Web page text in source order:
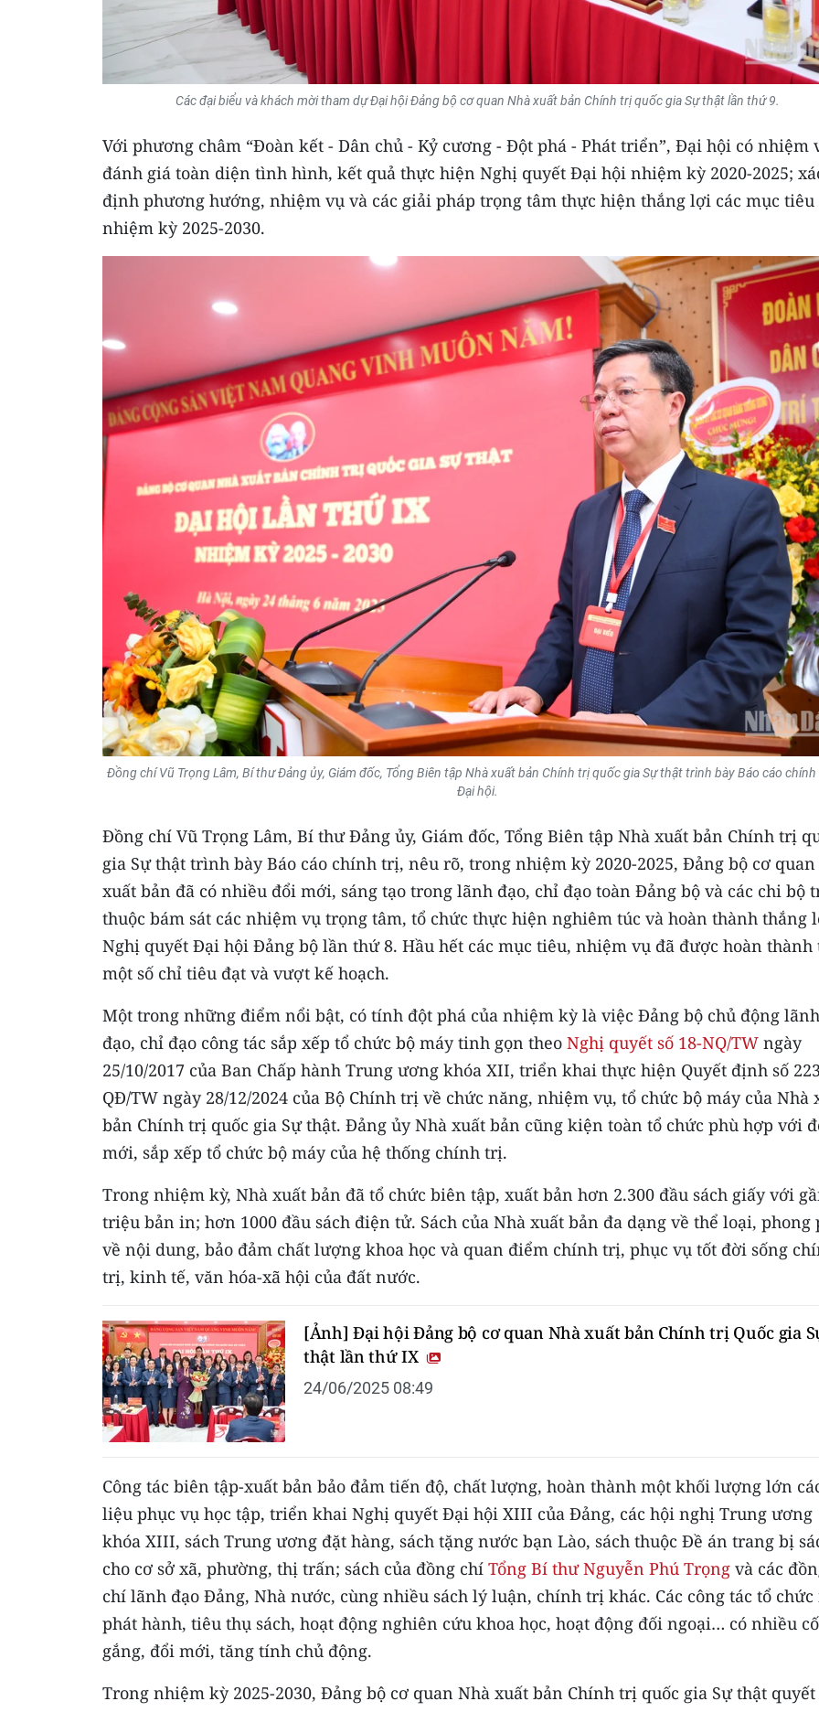
Các đại biểu và khách mời tham dự Đại hội Đảng bộ cơ quan Nhà xuất bản Chính trị quốc gia Sự thật lần thứ 9.
Với phương châm “Đoàn kết - Dân chủ - Kỷ cương - Đột phá - Phát triển”, Đại hội có nhiệm
đánh giá toàn diện tình hình, kết quả thực hiện Nghị quyết Đại hội nhiệm kỳ 2020-2025;
định phương hướng, nhiệm vụ và các giải pháp trọng tâm thực hiện thắng lợi các mục tiêu
nhiệm kỳ 2025-2030.
Đồng chí Vũ Trọng Lâm, Bí thư Đảng ủy, Giám đốc, Tổng Biên tập Nhà xuất bản Chính trị quốc gia Sự thật trình bày Báo cáo
Đại hội.
Đồng chí Vũ Trọng Lâm, Bí thư Đảng ủy, Giám đốc, Tổng Biên tập Nhà xuất bản Chính trị
gia Sự thật trình bày Báo cáo chính trị, nêu rõ, trong nhiệm kỳ 2020-2025, Đảng bộ cơ quan
xuất bản đã có nhiều đổi mới, sáng tạo trong lãnh đạo, chỉ đạo toàn Đảng bộ và các chi bộ
thuộc bám sát các nhiệm vụ trọng tâm, tổ chức thực hiện nghiêm túc và hoàn thành thắng
Nghị quyết Đại hội Đảng bộ lần thứ 8. Hầu hết các mục tiêu, nhiệm vụ đã được hoàn thành
một số chỉ tiêu đạt và vượt kế hoạch.
Một trong những điểm nổi bật, có tính đột phá của nhiệm kỳ là việc Đảng bộ chủ động lãnh
đạo, chỉ đạo công tác sắp xếp tổ chức bộ máy tinh gọn theo Nghị quyết số 18-NQ/TW ngày
25/10/2017 của Ban Chấp hành Trung ương khóa XII, triển khai thực hiện Quyết định số
QĐ/TW ngày 28/12/2024 của Bộ Chính trị về chức năng, nhiệm vụ, tổ chức bộ máy của Nhà
bản Chính trị quốc gia Sự thật. Đảng ủy Nhà xuất bản cũng kiện toàn tổ chức phù hợp với
mới, sắp xếp tổ chức bộ máy của hệ thống chính trị.
Trong nhiệm kỳ, Nhà xuất bản đã tổ chức biên tập, xuất bản hơn 2.300 đầu sách giấy với
triệu bản in; hơn 1000 đầu sách điện tử. Sách của Nhà xuất bản đa dạng về thể loại, phong
về nội dung, bảo đảm chất lượng khoa học và quan điểm chính trị, phục vụ tốt đời sống
trị, kinh tế, văn hóa-xã hội của đất nước.
[Ảnh] Đại hội Đảng bộ cơ quan Nhà xuất bản Chính trị Quốc gia
thật lần thứ IX
24/06/2025 08:49
Công tác biên tập-xuất bản bảo đảm tiến độ, chất lượng, hoàn thành một khối lượng lớn
liệu phục vụ học tập, triển khai Nghị quyết Đại hội XIII của Đảng, các hội nghị Trung ương
khóa XIII, sách Trung ương đặt hàng, sách tặng nước bạn Lào, sách thuộc Đề án trang bị
cho cơ sở xã, phường, thị trấn; sách của đồng chí Tổng Bí thư Nguyễn Phú Trọng và các
chí lãnh đạo Đảng, Nhà nước, cùng nhiều sách lý luận, chính trị khác. Các công tác tổ
phát hành, tiêu thụ sách, hoạt động nghiên cứu khoa học, hoạt động đối ngoại… có nhiều cố
gắng, đổi mới, tăng tính chủ động.
Trong nhiệm kỳ 2025-2030, Đảng bộ cơ quan Nhà xuất bản Chính trị quốc gia Sự thật